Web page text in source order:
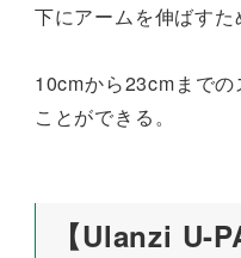
下にアームを伸ばすた
10cmから23cmまで
ことができる。
【Ulanzi U-